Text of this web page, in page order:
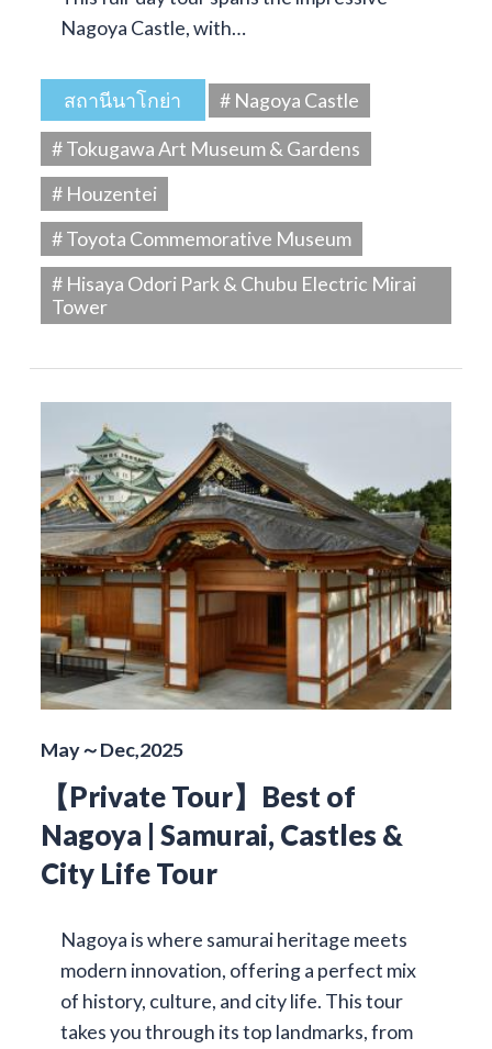
Nagoya Castle, with…
สถานีนาโกย่า
# Nagoya Castle
# Tokugawa Art Museum & Gardens
# Houzentei
# Toyota Commemorative Museum
# Hisaya Odori Park & Chubu Electric Mirai
Tower
May～Dec,2025
【Private Tour】Best of
Nagoya | Samurai, Castles &
City Life Tour
Nagoya is where samurai heritage meets
modern innovation, offering a perfect mix
of history, culture, and city life. This tour
takes you through its top landmarks, from